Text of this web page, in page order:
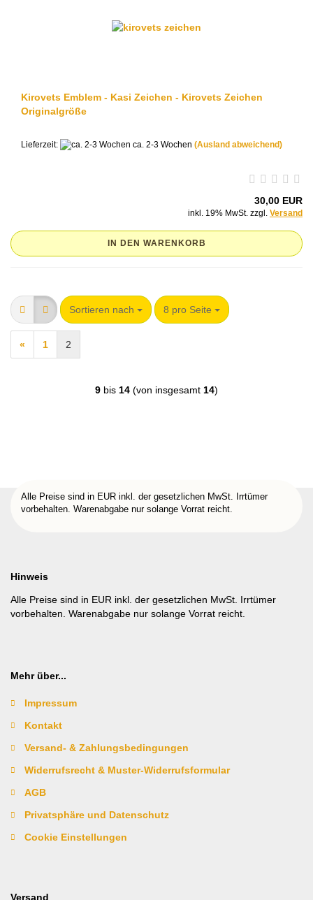
Kirovets Emblem - Kasi Zeichen - Kirovets Zeichen
Originalgröße
Lieferzeit: ca. 2-3 Wochen (Ausland abweichend)
30,00 EUR
inkl. 19% MwSt. zzgl. Versand
IN DEN WARENKORB
Sortieren nach 8 pro Seite
« 1 2
9 bis 14 (von insgesamt 14)
Alle Preise sind in EUR inkl. der gesetzlichen MwSt. Irrtümer
vorbehalten. Warenabgabe nur solange Vorrat reicht.
Hinweis
Alle Preise sind in EUR inkl. der gesetzlichen MwSt. Irrtümer
vorbehalten. Warenabgabe nur solange Vorrat reicht.
Mehr über...
Impressum
Kontakt
Versand- & Zahlungsbedingungen
Widerrufsrecht & Muster-Widerrufsformular
AGB
Privatsphäre und Datenschutz
Cookie Einstellungen
Versand